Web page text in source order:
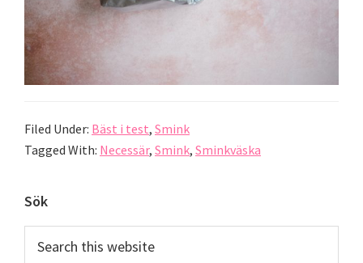
Filed Under: Bäst i test, Smink
Tagged With: Necessär, Smink, Sminkväska
Primary
Sidebar
Sök
this